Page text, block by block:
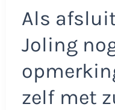
Als
Joling
zelf met